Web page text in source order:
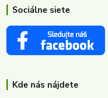
Sociálne siete
Kde nás nájdete